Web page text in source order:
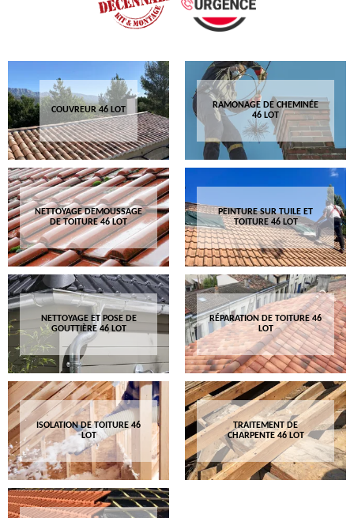
COUVREUR 46 LOT
RAMONAGE DE CHEMINÉE
46 LOT
NETTOYAGE DEMOUSSAGE
DE TOITURE 46 LOT
PEINTURE SUR TUILE ET
TOITURE 46 LOT
NETTOYAGE ET POSE DE
GOUTTIÈRE 46 LOT
RÉPARATION DE TOITURE 46
LOT
ISOLATION DE TOITURE 46
LOT
TRAITEMENT DE
CHARPENTE 46 LOT